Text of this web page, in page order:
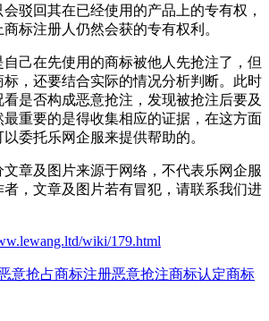
驳回其在已经使用的产品上的专有权，
标注册人仍然会获的专有权利。
己在先使用的商标被他人先抢注了，但
，还要结合实际的情况分析判断。此时
是否构成恶意抢注，发现被抢注后要及
重要的是得收集相应的证据，在这方面
委托乐网企服来提供帮助的。
章及图片来源于网络，不代表乐网企服
，文章及图片若有冒犯，请联系我们进
wiki/179.html
意抢占商标注册恶意抢注商标认定商标